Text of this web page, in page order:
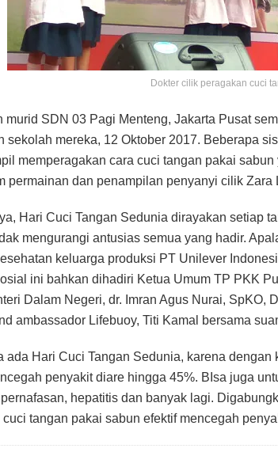
Dokter cilik peragakan cuci
murid SDN 03 Pagi Menteng, Jakarta Pusat
sekolah mereka, 12 Oktober 2017. Beberapa
memperagakan cara cuci tangan pakai
permainan dan penampilan penyanyi cilik Zara
Hari Cuci Tangan Sedunia dirayakan setiap
mengurangi antusias semua yang hadir.
keluarga produksi PT Unilever
ini bahkan dihadiri Ketua Umum TP PKK
Dalam Negeri, dr. Imran Agus Nurai, SpKO,
ambassador Lifebuoy, Titi Kamal bersama
ada Hari Cuci Tangan Sedunia, karena
penyakit diare hingga 45%. BIsa juga
hepatitis dan banyak lagi.
cuci tangan pakai sabun efektif mencegah